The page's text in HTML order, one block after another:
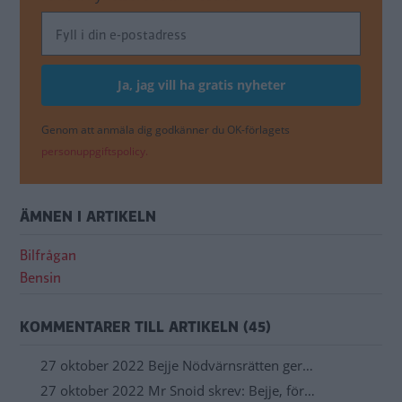
Genom att anmäla dig godkänner du OK-förlagets
personuppgiftspolicy.
ÄMNEN I ARTIKELN
Bilfrågan
Bensin
KOMMENTARER TILL ARTIKELN (45)
27 oktober 2022 Bejje Nödvärnsrätten ger…
27 oktober 2022 Mr Snoid skrev: Bejje, för…